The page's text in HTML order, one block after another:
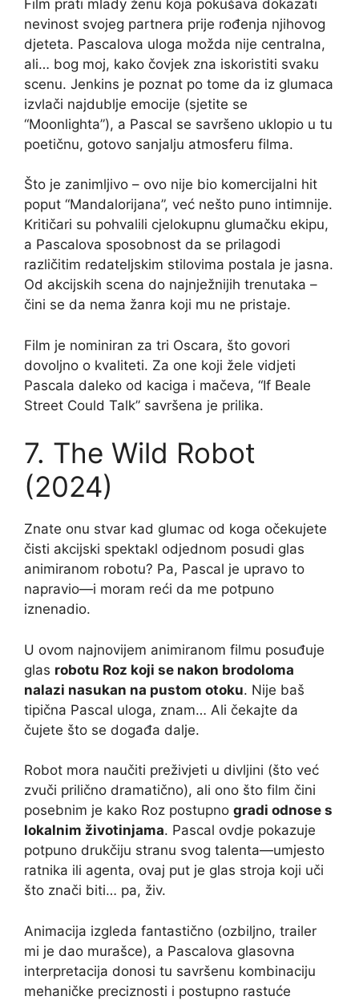
Film prati mladу ženu koja pokušava dokazati
nevinost svojeg partnera prije rođenja njihovog
djeteta. Pascalova uloga možda nije centralna,
ali… bog moj, kako čovjek zna iskoristiti svaku
scenu. Jenkins je poznat po tome da iz glumaca
izvlači najdublje emocije (sjetite se
“Moonlighta”), a Pascal se savršeno uklopio u tu
poetičnu, gotovo sanjalju atmosferu filma.
Što je zanimljivo – ovo nije bio komercijalni hit
poput “Mandalorijana”, već nešto puno intimnije.
Kritičari su pohvalili cjelokupnu glumačku ekipu,
a Pascalova sposobnost da se prilagodi
različitim redateljskim stilovima postala je jasna.
Od akcijskih scena do najnježnijih trenutaka –
čini se da nema žanra koji mu ne pristaje.
Film je nominiran za tri Oscara, što govori
dovoljno o kvaliteti. Za one koji žele vidjeti
Pascala daleko od kaciga i mačeva, “If Beale
Street Could Talk” savršena je prilika.
7. The Wild Robot
(2024)
Znate onu stvar kad glumac od koga očekujete
čisti akcijski spektakl odjednom posudi glas
animiranom robotu? Pa, Pascal je upravo to
napravio—i moram reći da me potpuno
iznenadio.
U ovom najnovijem animiranom filmu posuđuje
glas robotu Roz koji se nakon brodoloma
nalazi nasukan na pustom otoku. Nije baš
tipična Pascal uloga, znam… Ali čekajte da
čujete što se događa dalje.
Robot mora naučiti preživjeti u divljini (što već
zvuči prilično dramatično), ali ono što film čini
posebnim je kako Roz postupno gradi odnose s
lokalnim životinjama. Pascal ovdje pokazuje
potpuno drukčiju stranu svog talenta—umjesto
ratnika ili agenta, ovaj put je glas stroja koji uči
što znači biti… pa, živ.
Animacija izgleda fantastično (ozbiljno, trailer
mi je dao murašce), a Pascalova glasovna
interpretacija donosi tu savršenu kombinaciju
mehaničke preciznosti i postupno rastuće